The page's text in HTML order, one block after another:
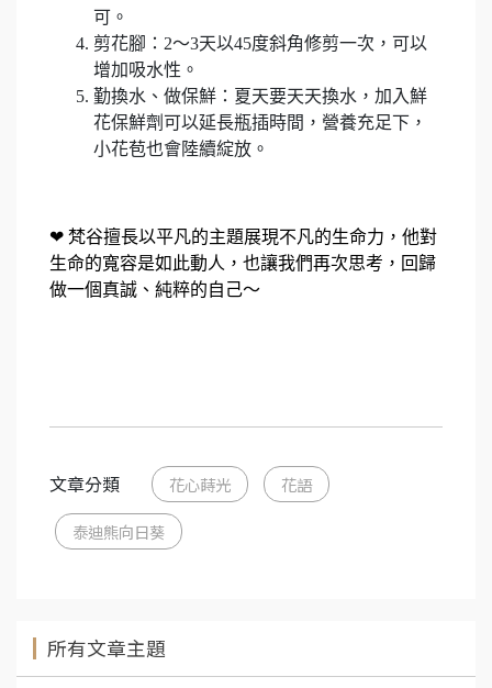
可。
剪花腳：2～3天以45度斜角修剪一次，可以
增加吸水性。
勤換水、做保鮮：夏天要天天換水，加入鮮
花保鮮劑可以延長瓶插時間，營養充足下，
小花苞也會陸續綻放。
❤ 梵谷擅長以平凡的主題展現不凡的生命力，他對
生命的寬容是如此動人，也讓我們再次思考，回歸
做一個真誠、純粹的自己～
文章分類 花心蒔光 花語
泰迪熊向日葵
所有文章主題